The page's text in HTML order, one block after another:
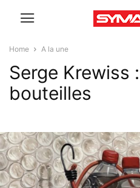
Home A la une
Serge Krewiss
bouteilles